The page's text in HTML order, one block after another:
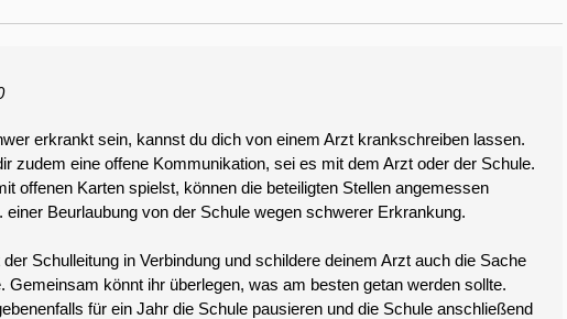
erkrankt sein, kannst du dich von einem Arzt krankschreiben lassen.
zudem eine offene Kommunikation, sei es mit dem Arzt oder der Schule.
offenen Karten spielst, können die beteiligten Stellen angemessen
einer Beurlaubung von der Schule wegen schwerer Erkrankung.
Schulleitung in Verbindung und schildere deinem Arzt auch die Sache
Gemeinsam könnt ihr überlegen, was am besten getan werden sollte.
für ein Jahr die Schule pausieren und die Schule anschließend